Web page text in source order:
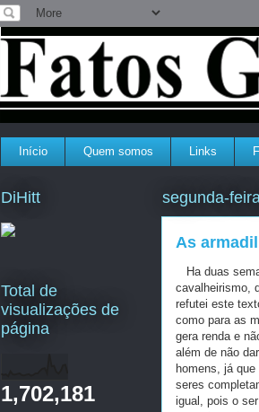
Início Quem somos Links
segunda-
As
Ha duas
cavalheirismo,
refutei este
como para as
gera renda e
além de não
homens, já
seres
igual, pois o
DiHitt
Total de
visualizações de
página
1,702,181